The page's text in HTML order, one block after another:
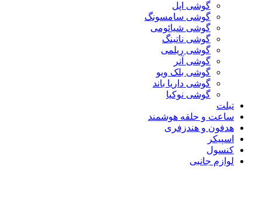
گوشی اپل
گوشی سامسونگ
گوشی شیائومی
گوشی ناتینگ
گوشی ریلمی
گوشی آنر
گوشی بلک ویو
گوشی داریا باند
گوشی نوکیا
تبلت
ساعت و حلقه هوشمند
هدفون و هندزفری
اسپیکر
کنسول
لوازم جانبی